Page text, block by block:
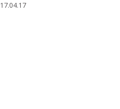
17.04.17